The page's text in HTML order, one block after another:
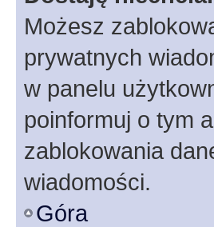
Możesz
prywatnych
w panelu
poinformuj o tym
zablokowania
wiadomości.
Góra